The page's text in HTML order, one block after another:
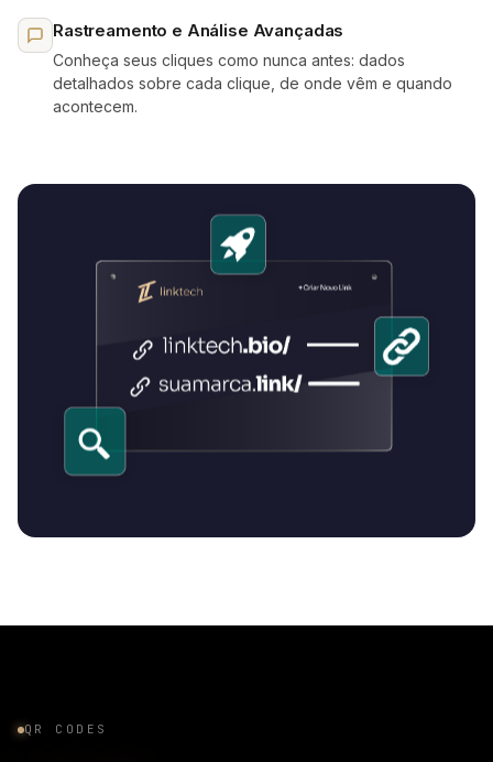
Rastreamento e Análise Avançadas
Conheça seus cliques como nunca antes: dados
detalhados sobre cada clique, de onde vêm e quando
acontecem.
QR CODES